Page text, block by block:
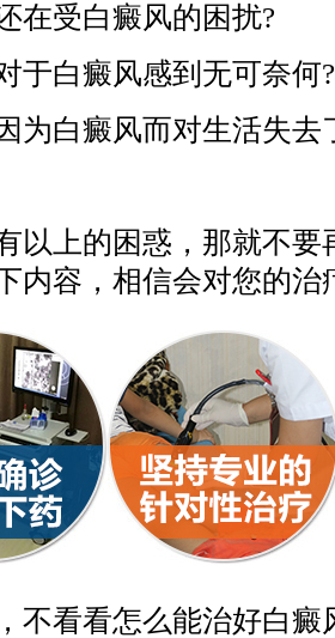
受白癜风的困扰?
白癜风感到无可奈何?
白癜风而对生活失去
上的困惑，那就不要
内容，相信会对您的治
看看怎么能治好白癜